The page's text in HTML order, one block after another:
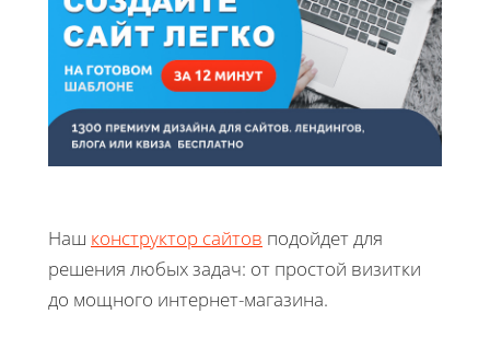
Наш конструктор сайтов подойдет для
решения любых задач: от простой визитки
до мощного интернет-магазина.